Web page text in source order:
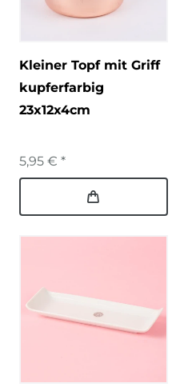
Kleiner Topf mit Griff
kupferfarbig
23x12x4cm
5,95 € *